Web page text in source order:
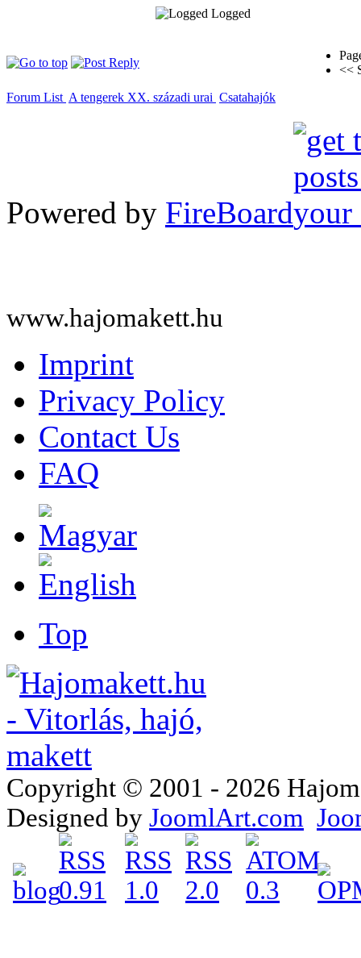
Logged
<<
Forum List A tengerek XX. századi urai Csatahajók
Powered by FireBoard
www.hajomakett.hu
Imprint
Privacy Policy
Contact Us
FAQ
Top
Copyright © 2001 - 2026
Designed by JoomlArt.com